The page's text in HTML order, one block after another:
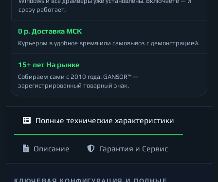
сразу работает.
0 р. Доставка МСК
Курьером в удобное время или самовывоз с демонстрацией.
15+ лет На рынке
Собираем сами с 2010 года. GANSOR™ —
зарегистрированный товарный знак.
Полные технические характеристики
Описание Гарантия и Сервис